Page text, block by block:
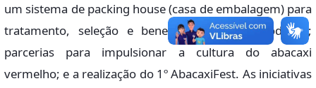
um sistema de packing house (casa de embalagem) para
tratamento, seleção e beneficiamento da produção;
parcerias para impulsionar a cultura do abacaxi
vermelho; e a realização do 1º AbacaxiFest. As iniciativas